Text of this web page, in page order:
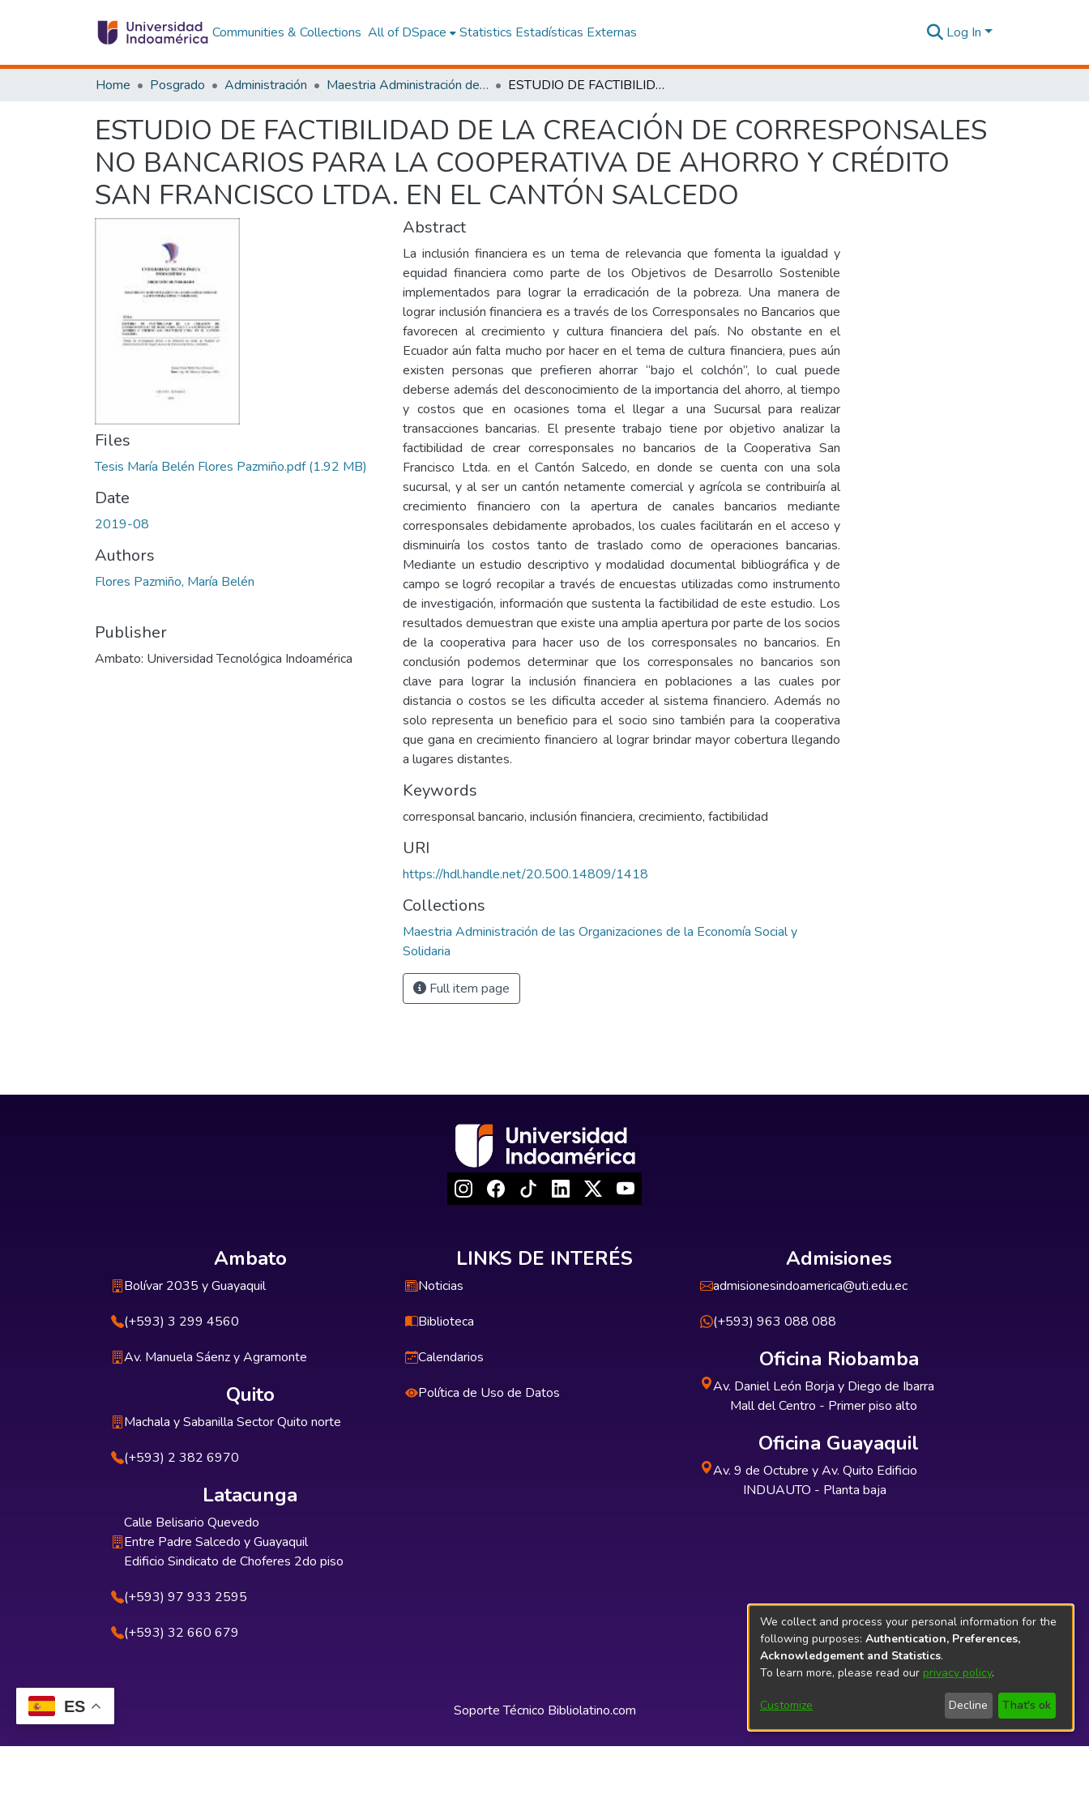
ES
Communities & Collections All of DSpace Statistics Estadísticas Externas Log In
Home Posgrado Administración Maestria Administración de las Organizaciones de la Economía Social y Solidaria ESTUDIO DE FACTIBILIDAD DE LA CREACIÓN DE CORRESPONSALES NO BANCARIOS PARA LA COOPERATIVA DE AHORRO Y CRÉDITO SAN FRANCISCO LTDA. EN EL CANTÓN SALCEDO
ESTUDIO DE FACTIBILIDAD DE LA CREACIÓN DE CORRESPONSALES
NO BANCARIOS PARA LA COOPERATIVA DE AHORRO Y CRÉDITO
SAN FRANCISCO LTDA. EN EL CANTÓN SALCEDO
Files
Tesis María Belén Flores Pazmiño.pdf(1.92 MB)
Date
2019-08
Authors
Flores Pazmiño, María Belén
Publisher
Ambato: Universidad Tecnológica Indoamérica
Abstract
La inclusión financiera es un tema de relevancia que fomenta la igualdad y
equidad financiera como parte de los Objetivos de Desarrollo Sostenible
implementados para lograr la erradicación de la pobreza. Una manera de
lograr inclusión financiera es a través de los Corresponsales no Bancarios que
favorecen al crecimiento y cultura financiera del país. No obstante en el
Ecuador aún falta mucho por hacer en el tema de cultura financiera, pues aún
existen personas que prefieren ahorrar “bajo el colchón”, lo cual puede
deberse además del desconocimiento de la importancia del ahorro, al tiempo
y costos que en ocasiones toma el llegar a una Sucursal para realizar
transacciones bancarias. El presente trabajo tiene por objetivo analizar la
factibilidad de crear corresponsales no bancarios de la Cooperativa San
Francisco Ltda. en el Cantón Salcedo, en donde se cuenta con una sola
sucursal, y al ser un cantón netamente comercial y agrícola se contribuiría al
crecimiento financiero con la apertura de canales bancarios mediante
corresponsales debidamente aprobados, los cuales facilitarán en el acceso y
disminuiría los costos tanto de traslado como de operaciones bancarias.
Mediante un estudio descriptivo y modalidad documental bibliográfica y de
campo se logró recopilar a través de encuestas utilizadas como instrumento
de investigación, información que sustenta la factibilidad de este estudio. Los
resultados demuestran que existe una amplia apertura por parte de los socios
de la cooperativa para hacer uso de los corresponsales no bancarios. En
conclusión podemos determinar que los corresponsales no bancarios son
clave para lograr la inclusión financiera en poblaciones a las cuales por
distancia o costos se les dificulta acceder al sistema financiero. Además no
solo representa un beneficio para el socio sino también para la cooperativa
que gana en crecimiento financiero al lograr brindar mayor cobertura llegando
a lugares distantes.
Keywords
corresponsal bancario, inclusión financiera, crecimiento, factibilidad
URI
https://hdl.handle.net/20.500.14809/1418
Collections
Maestria Administración de las Organizaciones de la Economía Social y
Solidaria
Full item page
Ambato
Bolívar 2035 y Guayaquil
(+593) 3 299 4560
Av. Manuela Sáenz y Agramonte
Quito
Machala y Sabanilla Sector Quito norte
(+593) 2 382 6970
Latacunga
Calle Belisario Quevedo
Entre Padre Salcedo y Guayaquil
Edificio Sindicato de Choferes 2do piso
(+593) 97 933 2595
(+593) 32 660 679
LINKS DE INTERÉS
Noticias
Biblioteca
Calendarios
Política de Uso de Datos
Admisiones
admisionesindoamerica@uti.edu.ec
(+593) 963 088 088
Oficina Riobamba
Av. Daniel León Borja y Diego de Ibarra
Mall del Centro - Primer piso alto
Oficina Guayaquil
Av. 9 de Octubre y Av. Quito Edificio
INDUAUTO - Planta baja
Soporte Técnico Bibliolatino.com
We collect and process your personal information for the
following purposes: Authentication, Preferences,
Acknowledgement and Statistics.
To learn more, please read our privacy policy.
Customize Decline That's ok